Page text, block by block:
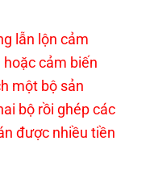
lẫn lộn cảm
cảm biến
một bộ sản
bộ rồi ghép các
được nhiều tiền